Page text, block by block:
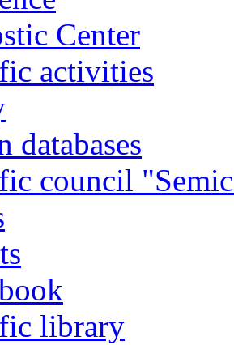
Center
activities
databases
council
library